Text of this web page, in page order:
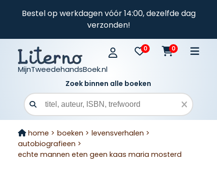
Bestel op werkdagen vóór 14:00, dezelfde dag
verzonden!
MijnTweedehandsBoek.nl
0 0
Zoek binnen alle boeken
Zoekveld
home > boeken > levensverhalen >
autobiografieen >
echte mannen eten geen kaas maria mosterd